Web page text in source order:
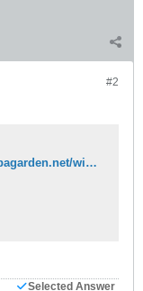
#2
https://bulbapedia.bulbagarden.net/wiki/Ultra_Ball
Selected Answer